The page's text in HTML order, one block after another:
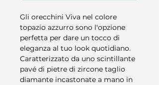
Gli orecchini Viva nel colore
topazio azzurro sono l'opzione
perfetta per dare un tocco di
eleganza al tuo look quotidiano.
Caratterizzato da uno scintillante
pavé di pietre di zircone taglio
diamante incastonate a mano in